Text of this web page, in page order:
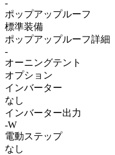
-
ポップアップルーフ
標準装備
ポップアップルーフ詳細
-
オーニングテント
オプション
インバーター
なし
インバーター出力
-W
電動ステップ
なし